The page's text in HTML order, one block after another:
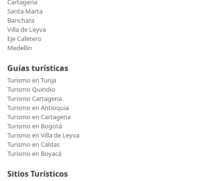
Cartagena
Santa Marta
Barichara
Villa de Leyva
Eje Cafetero
Medellin
Guías turísticas
Turismo en Tunja
Turismo Quindio
Turismo Cartagena
Turismo en Antioquia
Turismo en Cartagena
Turismo en Bogotá
Turismo en Villa de Leyva
Turismo en Caldas
Turismo en Boyacá
Sitios Turísticos